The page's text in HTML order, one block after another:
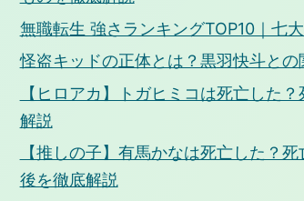
無職転生 強さランキングTOP10｜七
怪盗キッドの正体とは？黒羽快斗と
【ヒロアカ】トガヒミコは死亡した
解説
【推しの子】有馬かなは死亡した？
後を徹底解説